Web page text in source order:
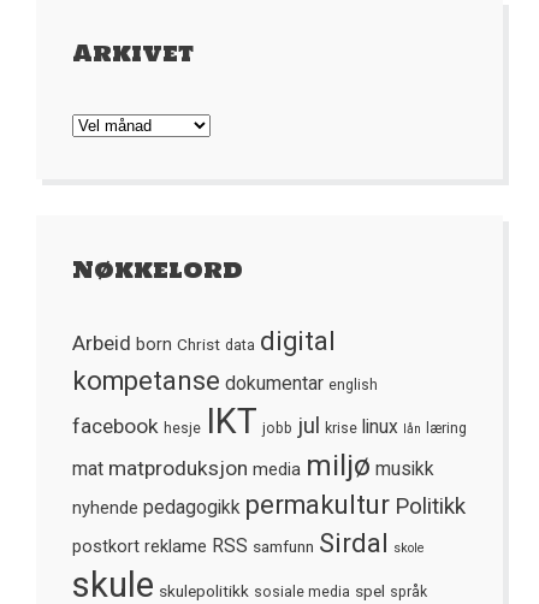
Arkivet
Arkivet
Nøkkelord
Arbeid born Christ data digital
kompetanse dokumentar english
facebook hesje IKT jobb jul krise linux lån læring
mat matproduksjon media miljø musikk
nyhende pedagogikk permakultur Politikk
postkort reklame RSS samfunn Sirdal skole
skule skulepolitikk sosiale media spel språk